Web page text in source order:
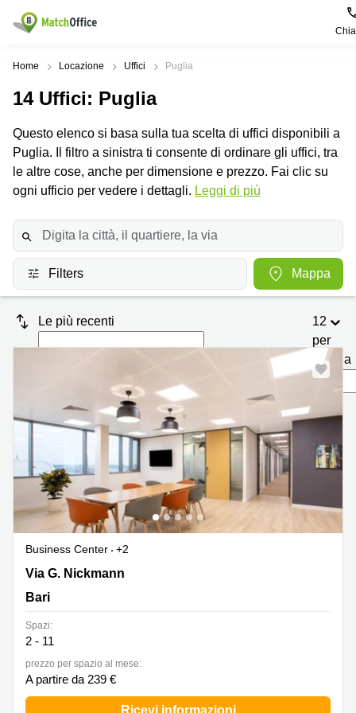
Dare in locazione e affittare
Tipologie di
commerciali
Ufficio
Business
Coworking
Sala
Riunioni
Virtuale
Zone
Genova
Milano
Palermo
Bari
Torino
Firenze
Verona
Bologna
Bergamo
Como
Ricerche
Coworking
Lazio
Coworking
Uffici
in
Vicenza
Palermo
Uffici
Coworking
Lombardy
Business
center
Toscana
Business
Milano
Business
Roma
Coworking
Campania
Coworking
Cagliari
Aiuto
Chi Siamo
Metti in elenco il tuo ufficio
Prezzo
Accesso
Home Locazione Uffici Puglia
14 Uffici: Puglia
Questo elenco si basa sulla tua scelta di uffici disponibili a
Puglia. Il filtro a sinistra ti consente di ordinare gli uffici, tra
le altre cose, anche per dimensione e prezzo. Fai clic su
ogni ufficio per vedere i dettagli. Leggi di più
Filters Mappa
Le più recenti
12
per
pagina
Business Center
+2
Via G. Nickmann 22, Bari
Via G. Nickmann
Bari
Spazi:
2 - 11
prezzo per spazio al mese:
A partire da 239 €
Ricevi informazioni